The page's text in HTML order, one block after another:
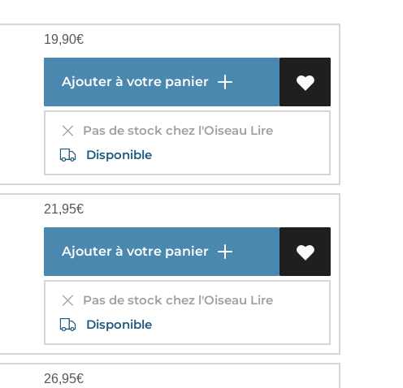
19,90€
Ajouter à votre panier
Pas de stock chez l'Oiseau Lire
Disponible
21,95€
Ajouter à votre panier
Pas de stock chez l'Oiseau Lire
Disponible
26,95€